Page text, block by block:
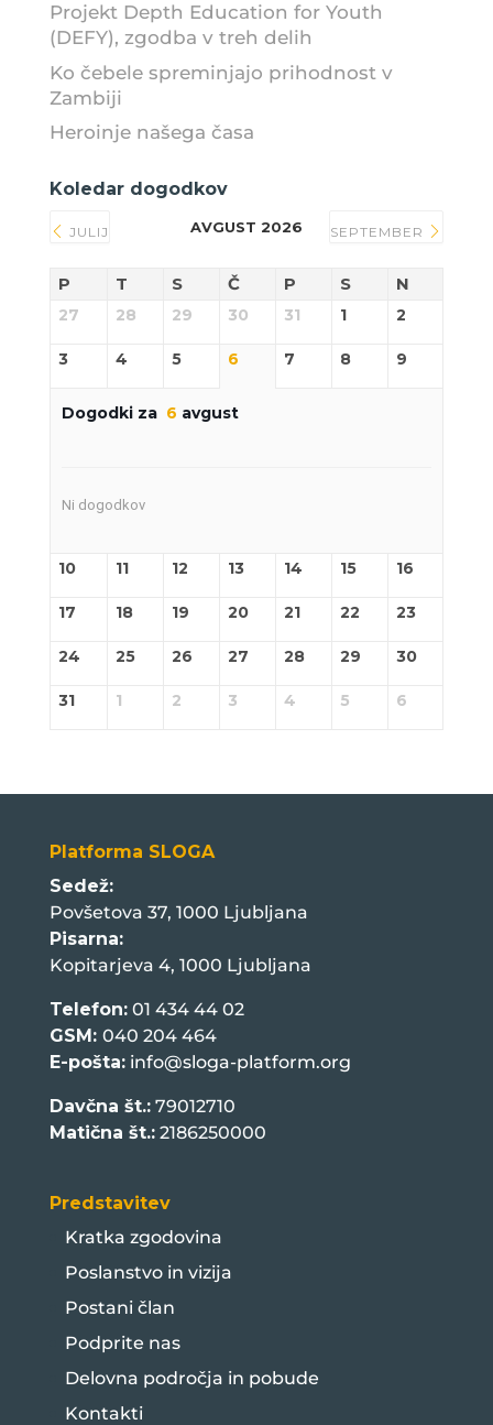
Projekt Depth Education for Youth
(DEFY), zgodba v treh delih
Ko čebele spreminjajo prihodnost v
Zambiji
Heroinje našega časa
Koledar dogodkov
JULIJ AVGUST 2026 SEPTEMBER
P T S Č P S N
27 28 29 30 31 1 2
3 4 5 6 7 8 9
Dogodki za 6 avgust
Ni dogodkov
10 11 12 13 14 15 16
17 18 19 20 21 22 23
24 25 26 27 28 29 30
31 1 2 3 4 5 6
Platforma SLOGA
Sedež:
Povšetova 37, 1000 Ljubljana
Pisarna:
Kopitarjeva 4, 1000 Ljubljana
Telefon:01 434 44 02
GSM: 040 204 464
E-pošta: info@sloga-platform.org
Davčna št.:79012710
Matična št.:2186250000
Predstavitev
Kratka zgodovina
Poslanstvo in vizija
Postani član
Podprite nas
Delovna področja in pobude
Kontakti